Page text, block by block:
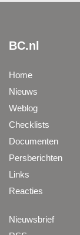
BC.nl
Home
Nieuws
Weblog
Checklists
Documenten
Persberichten
Links
Reacties
Nieuwsbrief